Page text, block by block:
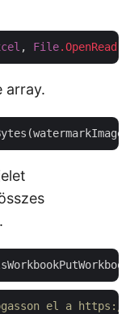
, File.OpenRead
array.
el a https://